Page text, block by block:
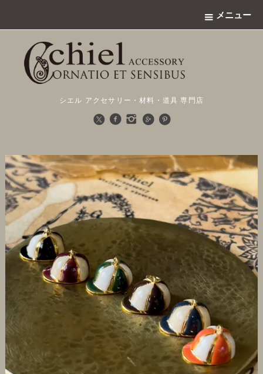
メニュー
シエル アクセサリー・材料・道具 専門店